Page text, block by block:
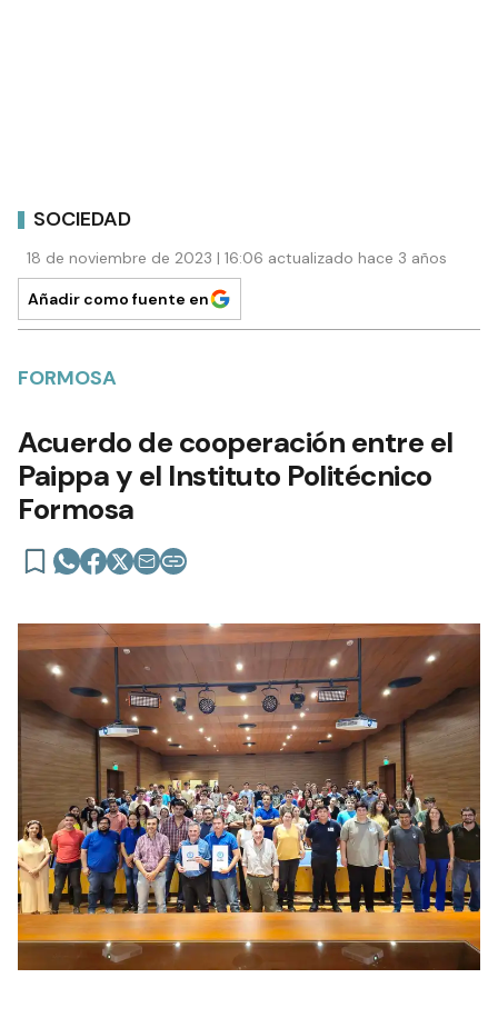
SOCIEDAD
18 de noviembre de 2023 | 16:06 actualizado hace 3 años
Añadir como fuente en
FORMOSA
Acuerdo de cooperación entre el
Paippa y el Instituto Politécnico
Formosa